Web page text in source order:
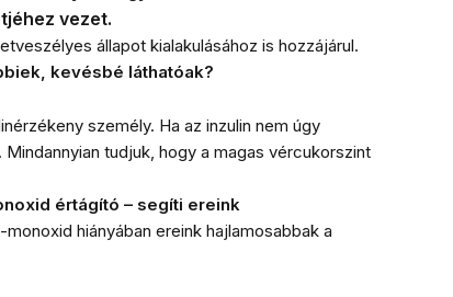
vezet.
állapot kialakulásához is hozzájárul.
kevésbé láthatóak?
személy. Ha az inzulin nem úgy
tudjuk, hogy a magas vércukorszint
értágító – segíti ereink
hiányában ereink hajlamosabbak a